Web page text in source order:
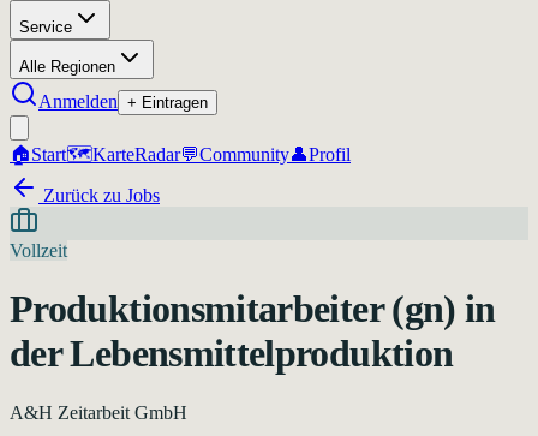
Service
Alle Regionen
Anmelden + Eintragen
🏠Start🗺️KarteRadar💬Community👤Profil
Zurück zu Jobs
Vollzeit
Produktionsmitarbeiter (gn) in
der Lebensmittelproduktion
A&H Zeitarbeit GmbH